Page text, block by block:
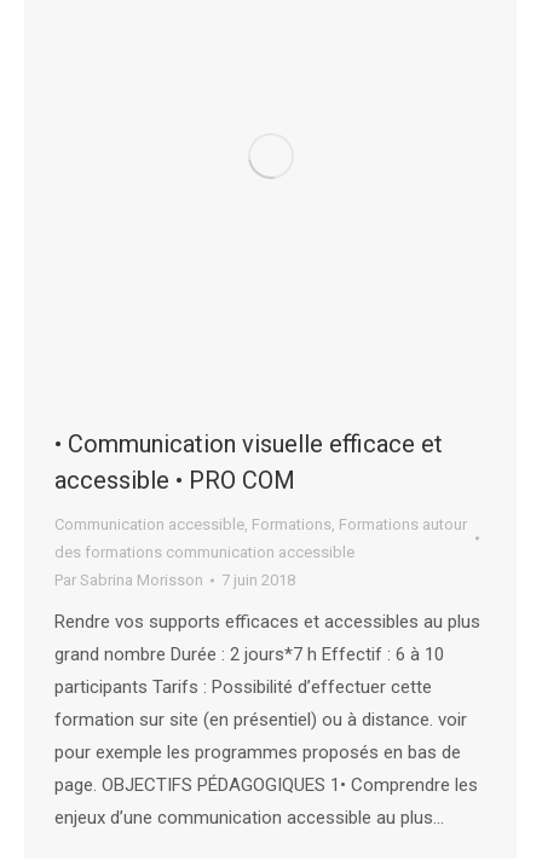
• Communication visuelle efficace et
accessible • PRO COM
Communication accessible, Formations, Formations autour
des formations communication accessible
Par Sabrina Morisson 7 juin 2018
Rendre vos supports efficaces et accessibles au plus
grand nombre Durée : 2 jours*7 h Effectif : 6 à 10
participants Tarifs : Possibilité d’effectuer cette
formation sur site (en présentiel) ou à distance. voir
pour exemple les programmes proposés en bas de
page. OBJECTIFS PÉDAGOGIQUES 1• Comprendre les
enjeux d’une communication accessible au plus…